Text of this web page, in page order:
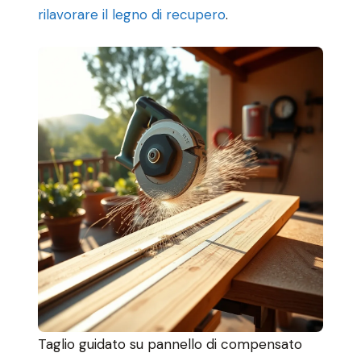
rilavorare il legno di recupero.
Taglio guidato su pannello di compensato